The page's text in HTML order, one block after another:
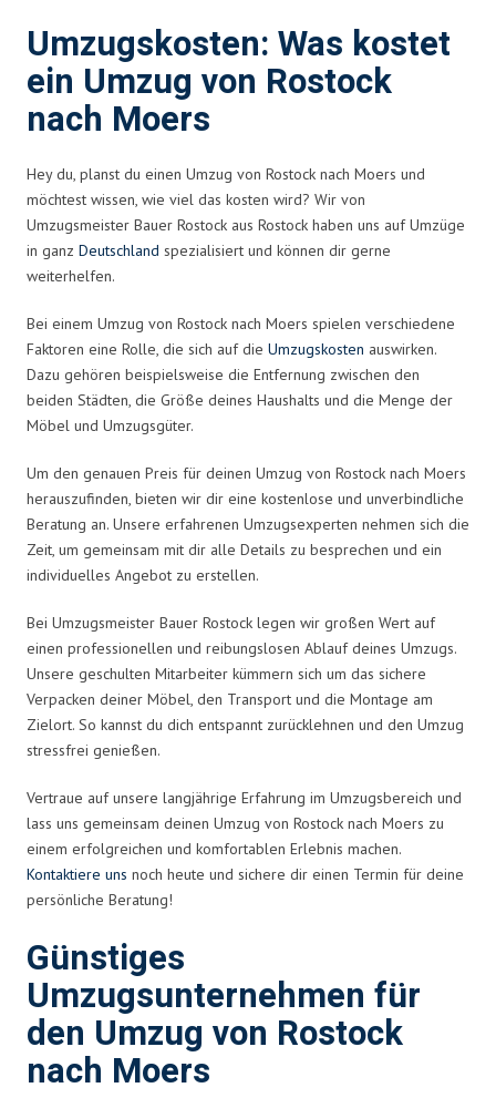
Umzugskosten: Was kostet
ein Umzug von Rostock
nach Moers
Hey du, planst du einen Umzug von Rostock nach Moers und
möchtest wissen, wie viel das kosten wird? Wir von
Umzugsmeister Bauer Rostock aus Rostock haben uns auf Umzüge
in ganz Deutschland spezialisiert und können dir gerne
weiterhelfen.
Bei einem Umzug von Rostock nach Moers spielen verschiedene
Faktoren eine Rolle, die sich auf die Umzugskosten auswirken.
Dazu gehören beispielsweise die Entfernung zwischen den
beiden Städten, die Größe deines Haushalts und die Menge der
Möbel und Umzugsgüter.
Um den genauen Preis für deinen Umzug von Rostock nach Moers
herauszufinden, bieten wir dir eine kostenlose und unverbindliche
Beratung an. Unsere erfahrenen Umzugsexperten nehmen sich die
Zeit, um gemeinsam mit dir alle Details zu besprechen und ein
individuelles Angebot zu erstellen.
Bei Umzugsmeister Bauer Rostock legen wir großen Wert auf
einen professionellen und reibungslosen Ablauf deines Umzugs.
Unsere geschulten Mitarbeiter kümmern sich um das sichere
Verpacken deiner Möbel, den Transport und die Montage am
Zielort. So kannst du dich entspannt zurücklehnen und den Umzug
stressfrei genießen.
Vertraue auf unsere langjährige Erfahrung im Umzugsbereich und
lass uns gemeinsam deinen Umzug von Rostock nach Moers zu
einem erfolgreichen und komfortablen Erlebnis machen.
Kontaktiere uns noch heute und sichere dir einen Termin für deine
persönliche Beratung!
Günstiges
Umzugsunternehmen für
den Umzug von Rostock
nach Moers